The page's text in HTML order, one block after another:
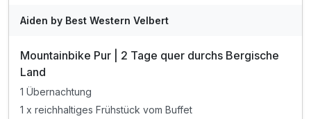
Aiden by Best Western Velbert
Mountainbike Pur | 2 Tage quer durchs Bergische
Land
1 Übernachtung
1 x reichhaltiges Frühstück vom Buffet